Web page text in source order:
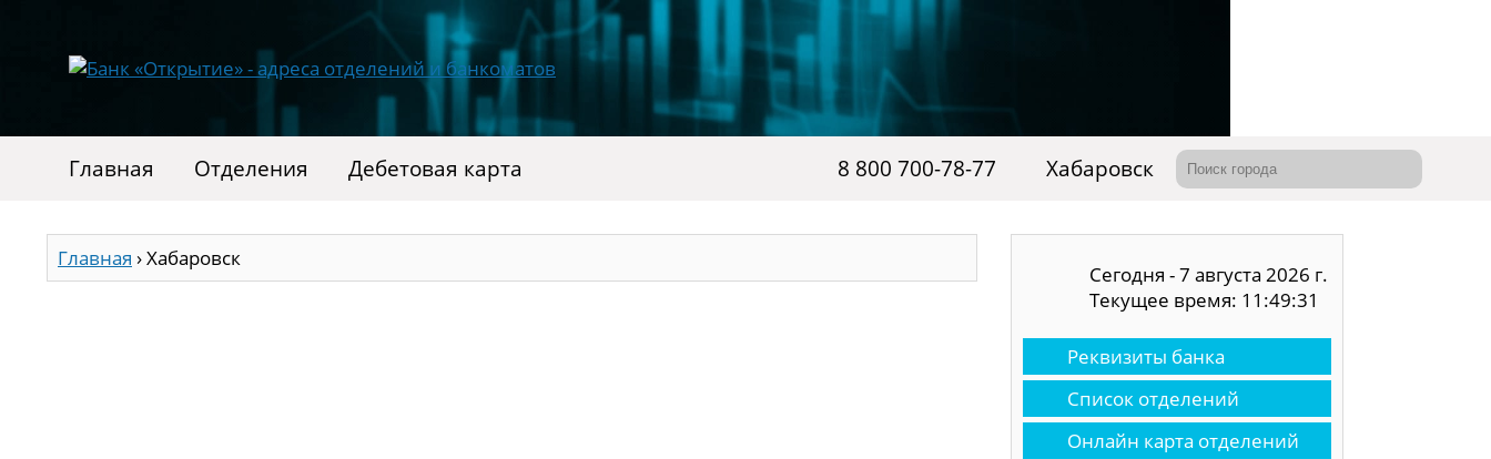
Главная Отделения Дебетовая карта 8 800 700-78-77 Хабаровск
Главная ›Хабаровск
Сегодня - 7 августа 2026 г.
Текущее время: 11:49:32
Реквизиты банка
Список отделений
Онлайн карта отделений